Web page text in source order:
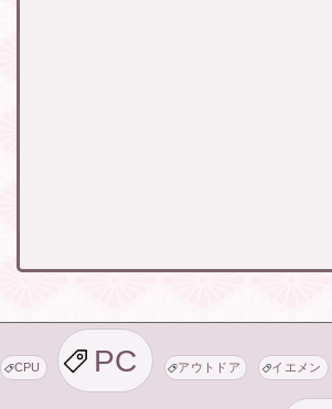
CPU PC アウトドア イエメン